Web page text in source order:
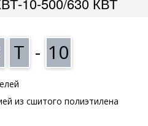
Т - 10
из сшитого полиэтилена